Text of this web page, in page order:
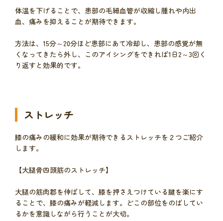
体温を下げることで、患部の毛細血管が収縮し腫れや内出
血、痛みを抑えることが期待できます。
方法は、15分～20分ほど患部にあて冷却し、患部の感覚が無
くなってきたら外し、このアイシングをできれば1日2～3回く
り返すと効果的です。
ストレッチ
膝の痛みの緩和に効果が期待できるストレッチを２つご紹介
します。
【大腿骨四頭筋のストレッチ】
大腿の筋肉郡を伸ばして、膝を押さえつけている腱を楽にす
ることで、膝の痛みが軽減します。どこの部位をのばしてい
るかを意識しながら行うことが大切。